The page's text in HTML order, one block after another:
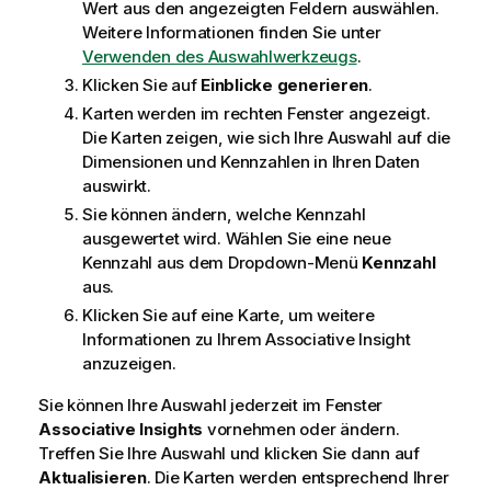
Wert aus den angezeigten Feldern auswählen.
Weitere Informationen finden Sie unter
Verwenden des Auswahlwerkzeugs.
Klicken Sie auf Einblicke generieren.
Karten werden im rechten Fenster angezeigt.
Die Karten zeigen, wie sich Ihre Auswahl auf die
Dimensionen und Kennzahlen in Ihren Daten
auswirkt.
Sie können ändern, welche Kennzahl
ausgewertet wird. Wählen Sie eine neue
Kennzahl aus dem Dropdown-Menü Kennzahl
aus.
Klicken Sie auf eine Karte, um weitere
Informationen zu Ihrem Associative Insight
anzuzeigen.
Sie können Ihre Auswahl jederzeit im Fenster
Associative Insights vornehmen oder ändern.
Treffen Sie Ihre Auswahl und klicken Sie dann auf
Aktualisieren. Die Karten werden entsprechend Ihrer